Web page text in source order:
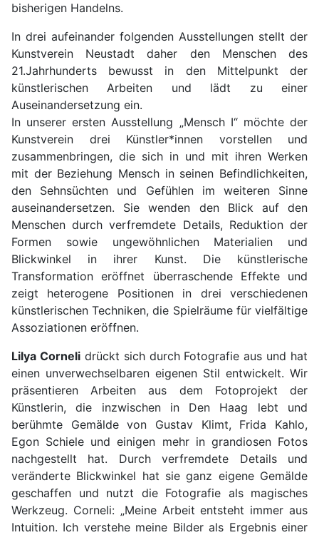
bisherigen Handelns.
In drei aufeinander folgenden Ausstellungen stellt der
Kunstverein Neustadt daher den Menschen des
21.Jahrhunderts bewusst in den Mittelpunkt der
künstlerischen Arbeiten und lädt zu einer
Auseinandersetzung ein.
In unserer ersten Ausstellung „Mensch I“ möchte der
Kunstverein drei Künstler*innen vorstellen und
zusammenbringen, die sich in und mit ihren Werken
mit der Beziehung Mensch in seinen Befindlichkeiten,
den Sehnsüchten und Gefühlen im weiteren Sinne
auseinandersetzen. Sie wenden den Blick auf den
Menschen durch verfremdete Details, Reduktion der
Formen sowie ungewöhnlichen Materialien und
Blickwinkel in ihrer Kunst. Die künstlerische
Transformation eröffnet überraschende Effekte und
zeigt heterogene Positionen in drei verschiedenen
künstlerischen Techniken, die Spielräume für vielfältige
Assoziationen eröffnen.
Lilya Cornelidrückt sich durch Fotografie aus und hat
einen unverwechselbaren eigenen Stil entwickelt. Wir
präsentieren Arbeiten aus dem Fotoprojekt der
Künstlerin, die inzwischen in Den Haag lebt und
berühmte Gemälde von Gustav Klimt, Frida Kahlo,
Egon Schiele und einigen mehr in grandiosen Fotos
nachgestellt hat. Durch verfremdete Details und
veränderte Blickwinkel hat sie ganz eigene Gemälde
geschaffen und nutzt die Fotografie als magisches
Werkzeug. Corneli: „Meine Arbeit entsteht immer aus
Intuition. Ich verstehe meine Bilder als Ergebnis einer